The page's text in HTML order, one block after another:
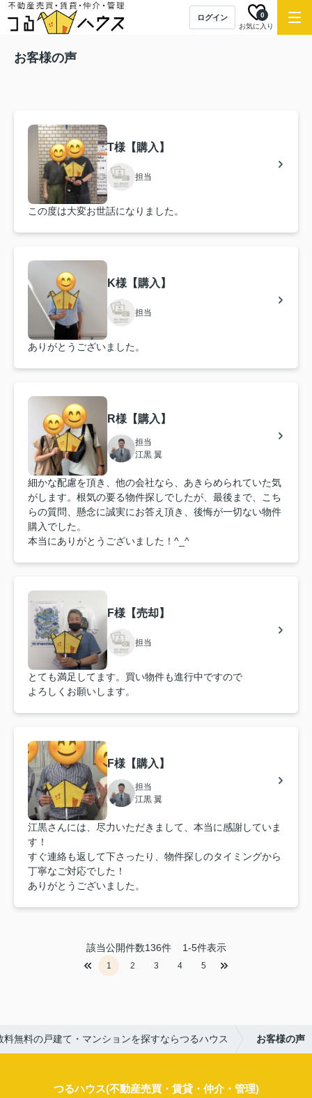
ログイン
お気に入り
0
お客様の声
T様【購入】
担当
この度は大変お世話になりました。
K様【購入】
担当
ありがとうございました。
R様【購入】
担当
江黒 翼
細かな配慮を頂き、他の会社なら、あきらめられていた気
がします。根気の要る物件探しでしたが、最後まで、こち
らの質問、懸念に誠実にお答え頂き、後悔が一切ない物件
購入でした。
本当にありがとうございました！^_^
F様【売却】
担当
とても満足してます。買い物件も進行中ですので
よろしくお願いします。
F様【購入】
担当
江黒 翼
江黒さんには、尽力いただきまして、本当に感謝していま
す！
すぐ連絡も返して下さったり、物件探しのタイミングから
丁寧なご対応でした！
ありがとうございました。
該当公開件数136件1-5件表示
1 2 3 4 5
料無料の戸建て・マンションを探すならつるハウス お客様の声
つるハウス(不動産売買・賃貸・仲介・管理)